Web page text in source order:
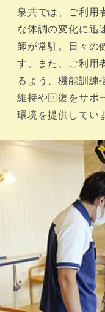
泉共では、ご利用
な体調の変化に迅
師が常駐。日々の
す。また、ご利用
るよう、機能訓練
維持や回復をサポ
環境を提供してい